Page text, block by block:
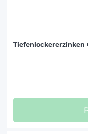
Tiefenlockererzinken